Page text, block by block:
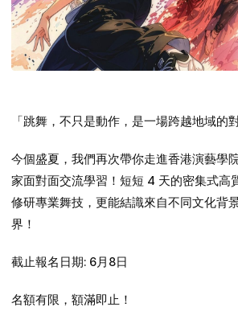
「跳舞，不只是動作，是一場跨越地域的
今個盛夏，我們再次帶你走進香港演藝學
家面對面交流學習！短短 4 天的密集式高
修研專業舞技，更能結識來自不同文化背
界！
截止報名日期: 6月8日
名額有限，額滿即止！